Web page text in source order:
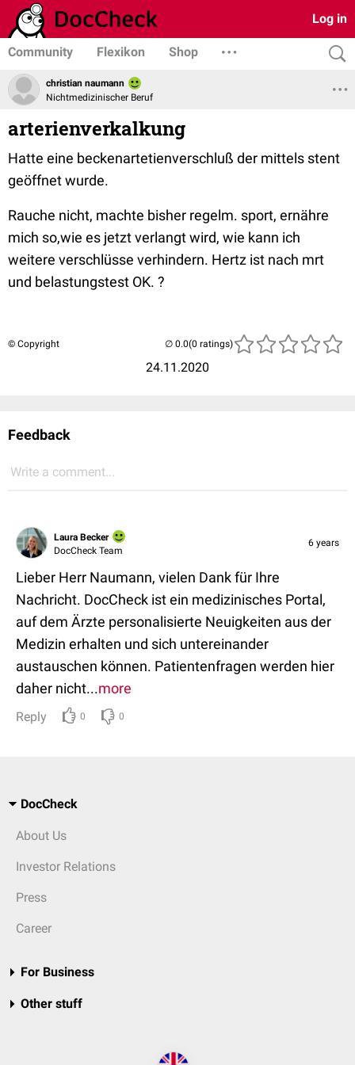
Log in
Community Flexikon Shop
christian naumann
Nichtmedizinischer Beruf
arterienverkalkung
Hatte eine beckenartetienverschluß der mittels stent
geöffnet wurde.
Rauche nicht, machte bisher regelm. sport, ernähre
mich so,wie es jetzt verlangt wird, wie kann ich
weitere verschlüsse verhindern. Hertz ist nach mrt
und belastungstest OK. ?
© Copyright
24.11.2020
(0 ratings)
Feedback
Write a comment...
Laura Becker
DocCheck Team
6 years
Lieber Herr Naumann, vielen Dank für Ihre
Nachricht. DocCheck ist ein medizinisches Portal,
auf dem Ärzte personalisierte Neuigkeiten aus der
Medizin erhalten und sich untereinander
austauschen können. Patientenfragen werden hier
daher nicht...more
Reply 0 0
DocCheck
About Us
Investor Relations
Press
Career
For Business
Other stuff